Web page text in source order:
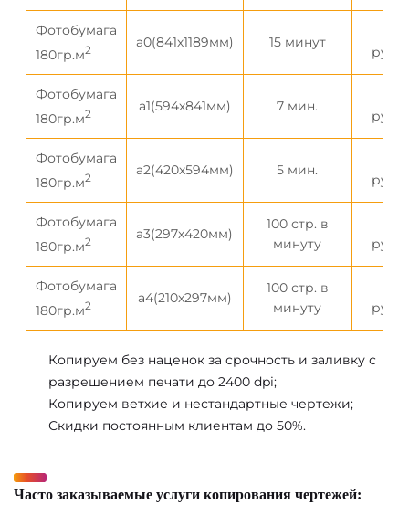
Фотобумага
180гр.м2 а0(841х1189мм) 15 минут
Фотобумага
180гр.м2 а1(594х841мм) 7 мин.
Фотобумага
180гр.м2 а2(420х594мм) 5 мин.
Фотобумага
180гр.м2 а3(297х420мм)
100 стр. в
минуту
Фотобумага
180гр.м2 а4(210х297мм)
100 стр. в
минуту
Копируем без наценок за срочность и заливку с
разрешением печати до 2400 dpi;
Копируем ветхие и нестандартные чертежи;
Скидки постоянным клиентам до 50%.
Часто заказываемые услуги копирования чертежей: